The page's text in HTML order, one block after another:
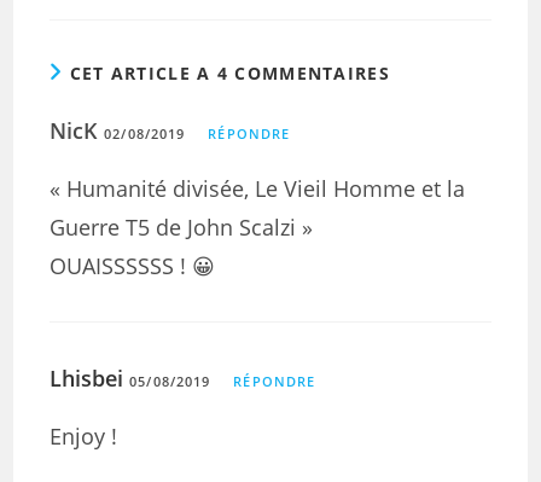
CET ARTICLE A 4 COMMENTAIRES
NicK02/08/2019 RÉPONDRE
« Humanité divisée, Le Vieil Homme et la
Guerre T5 de John Scalzi »
OUAISSSSSS ! 😀
Lhisbei 05/08/2019 RÉPONDRE
Enjoy !